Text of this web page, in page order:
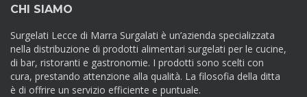
CHI SIAMO
Surgelati Lecce di Marra Surgalati è un’azienda specializzata
nella distribuzione di prodotti alimentari surgelati per le cucine,
di bar, ristoranti e gastronomie. I prodotti sono scelti con
cura, prestando attenzione alla qualità. La filosofia della ditta
è di offrire un servizio efficiente e puntuale.